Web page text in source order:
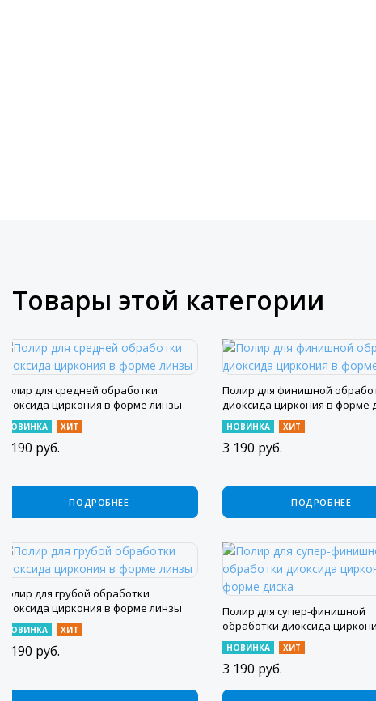
Товары этой категории
Полир для средней обработки
диоксида циркония в форме линзы
НОВИНКА ХИТ
3 190 руб.
ПОДРОБНЕЕ
Полир для финишной
диоксида циркония в форме
НОВИНКА ХИТ
3 190 руб.
ПОДРОБНЕЕ
Полир для грубой обработки
диоксида циркония в форме линзы
НОВИНКА ХИТ
3 190 руб.
Полир для супер-финишной
обработки диоксида
форме диска
НОВИНКА ХИТ
3 190 руб.